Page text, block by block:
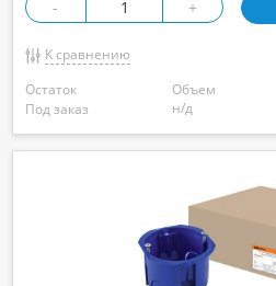
- +
К сравнению
Остаток
Под заказ
Объем
н/д